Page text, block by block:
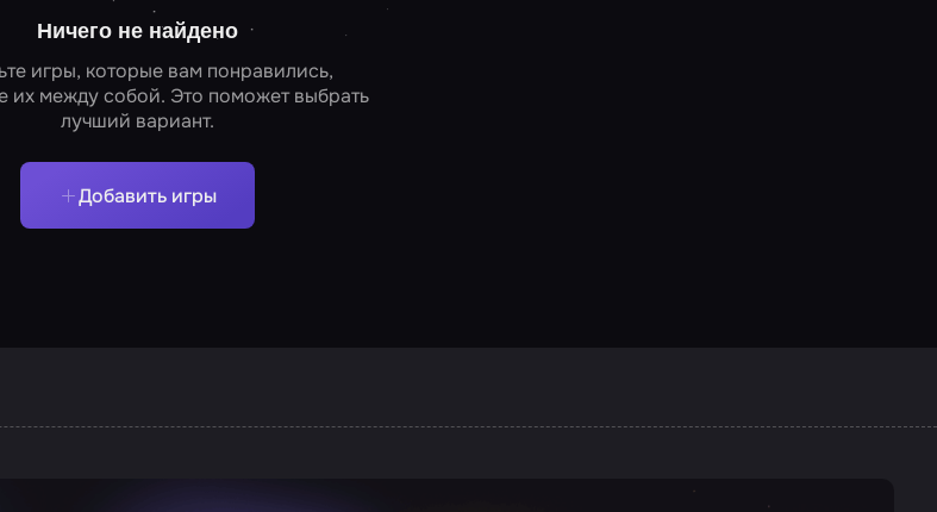
Ничего не найдено
игры, которые вам понравились,
их между собой. Это поможет выбрать
лучший вариант.
Добавить игры